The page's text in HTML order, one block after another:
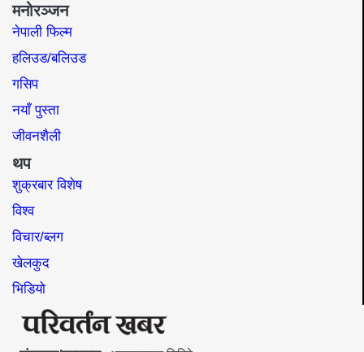
मनोरञ्जन
नेपाली फिल्म
हलिउड/बलिउड
गसिप
नयाँ पुस्ता
जीवनशैली
थप
शुक्रबार विशेष
विश्व
विचार/ब्लग
खेलकुद
भिडियो